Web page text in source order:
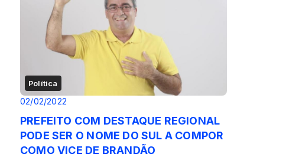
Política
02/02/2022
PREFEITO COM DESTAQUE REGIONAL
PODE SER O NOME DO SUL A COMPOR
COMO VICE DE BRANDÃO